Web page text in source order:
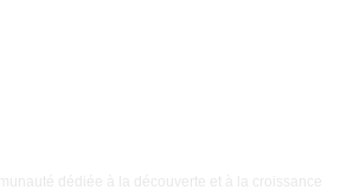
dédiée à la découverte et à la croissance